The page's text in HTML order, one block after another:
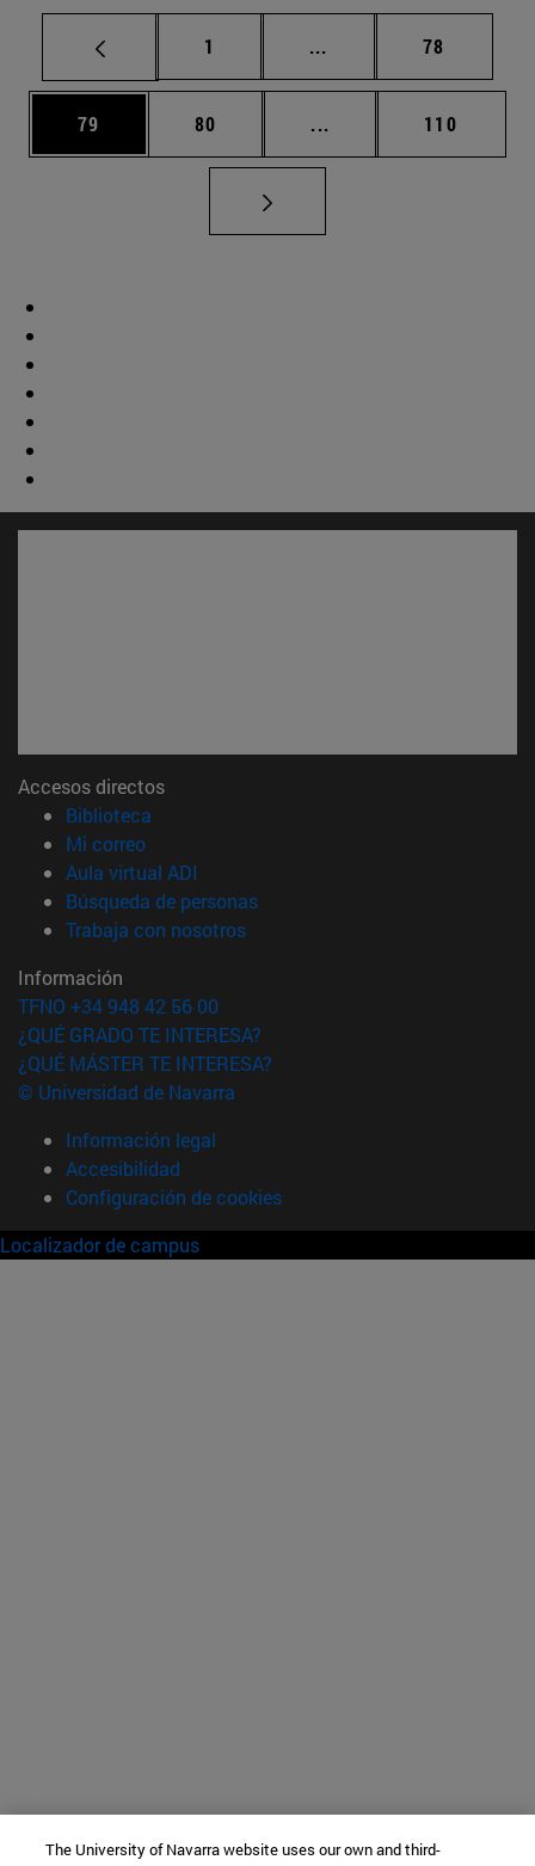
Página
1 ... Páginas intermedias
Página
78
Página
79 Página
80 ... Páginas intermedias
Página
110
Accesos directos
Biblioteca
Mi correo(abre en nueva ventana)
Aula virtual ADI
Búsqueda de personas(abre en nueva ventana)
Trabaja con nosotros(abre en nueva ventana)
Información
TFNO +34 948 42 56 00
¿QUÉ GRADO TE INTERESA?
¿QUÉ MÁSTER TE INTERESA?
© Universidad de Navarra
Información legal
Accesibilidad
Configuración de cookies
Localizador de campus
The University of Navarra website uses our own and third-